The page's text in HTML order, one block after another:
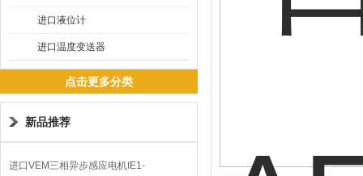
进口液位计
进口温度变送器
点击更多分类
新品推荐
进口VEM三相异步感应电机IE1-